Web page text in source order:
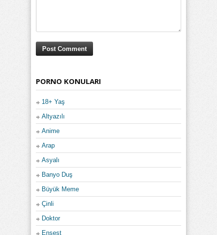
PORNO KONULARI
18+ Yaş
Altyazılı
Anime
Arap
Asyalı
Banyo Duş
Büyük Meme
Çinli
Doktor
Ensest